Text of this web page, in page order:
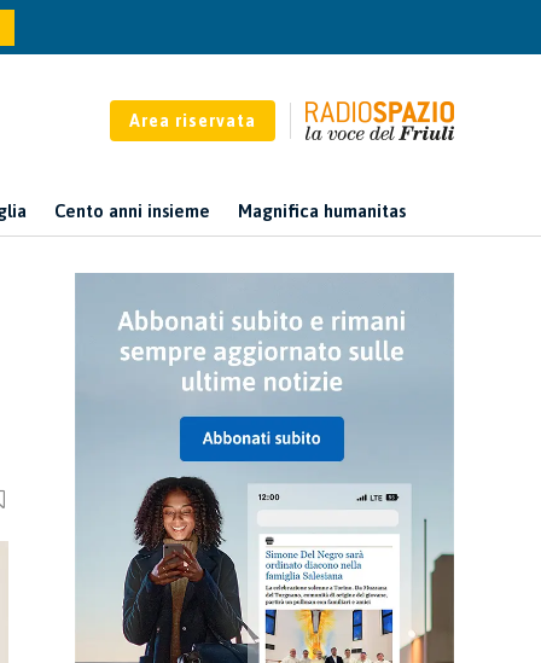
Area riservata
Cento anni insieme Magnifica humanitas